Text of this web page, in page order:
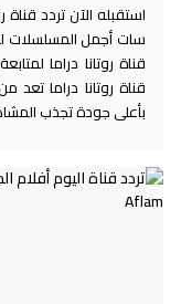
استقبله الآن تردد
سات أجمل المسلسلات
قناة روتانا دراما
قناة روتانا دراما تعد
بأعلى جودة تجذب